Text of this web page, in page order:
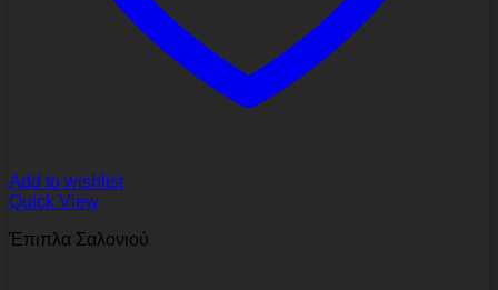
Add to wishlist
Quick View
Έπιπλα Σαλονιού